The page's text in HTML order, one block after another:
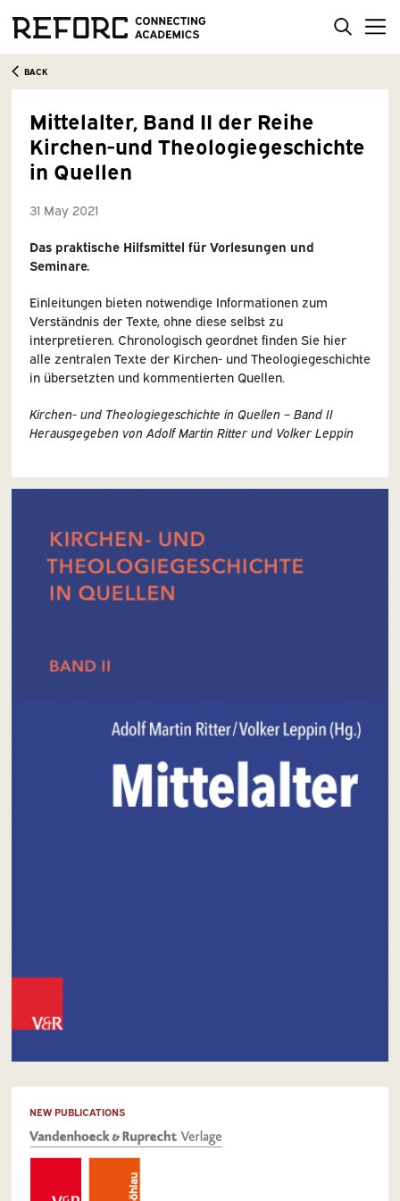
BACK
Mittelalter, Band II der Reihe
Kirchen-und Theologiegeschichte
in Quellen
31 May 2021
Das praktische Hilfsmittel für Vorlesungen und
Seminare.
Einleitungen bieten notwendige Informationen zum
Verständnis der Texte, ohne diese selbst zu
interpretieren. Chronologisch geordnet finden Sie hier
alle zentralen Texte der Kirchen- und Theologiegeschichte
in übersetzten und kommentierten Quellen.
Kirchen- und Theologiegeschichte in Quellen – Band II
Herausgegeben von Adolf Martin Ritter und Volker Leppin
NEW PUBLICATIONS